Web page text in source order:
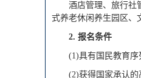
酒店管理、旅行社
式养老休闲养生园区、
2. 报名条件
(1)具有国民教育
(2)获得国家承认